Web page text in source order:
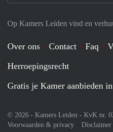
Op Kamers Leiden vind en
Over ons Contact Faq
Herroepingsrecht
Gratis je Kamer aanbieden
© 2026 - Kamers Leiden - KvK nr.
Voorwaarden & privacy
Disclaimer